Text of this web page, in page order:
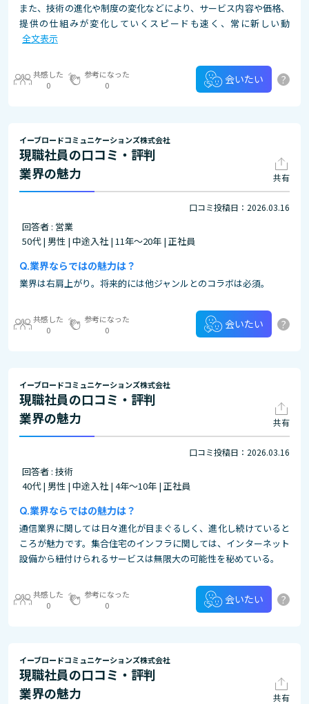
また、技術の進化や制度の変化などにより、サービス内容や価格、
提供の仕組みが変化していくスピードも速く、常に新しい動
全文表示
共感した
0
参考になった
0
会いたい ?
イーブロードコミュニケーションズ株式会社
現職社員の口コミ・評判
業界の魅力
共有
口コミ投稿日：2026.03.16
回答者 : 営業
50代 | 男性 | 中途入社 | 11年～20年 | 正社員
業界ならではの魅力は？
業界は右肩上がり。将来的には他ジャンルとのコラボは必須。
共感した
0
参考になった
0
会いたい ?
イーブロードコミュニケーションズ株式会社
現職社員の口コミ・評判
業界の魅力
共有
口コミ投稿日：2026.03.16
回答者 : 技術
40代 | 男性 | 中途入社 | 4年～10年 | 正社員
業界ならではの魅力は？
通信業界に関しては日々進化が目まぐるしく、進化し続けていると
ころが魅力です。集合住宅のインフラに関しては、インターネット
設備から紐付けられるサービスは無限大の可能性を秘めている。
共感した
0
参考になった
0
会いたい ?
イーブロードコミュニケーションズ株式会社
現職社員の口コミ・評判
業界の魅力
共有